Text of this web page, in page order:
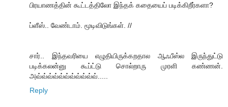
பிரயாணத்தின் கூட்டத்திலோ இந்தக் கதையைப் படிக்கிறீர்களா?
ப்ளீஸ்.. வேண்டாம். மூடிவிடுங்கள். //
சார்.. இந்தவரியை எழுதியிருக்கறதால ஆஃபீஸ்ல இருந்துட்டு
படிக்கலன்னு கூப்ட்டு சொல்றாரு முரளி கண்ணன்.
அவ்வ்வ்வ்வ்வ்வ்வ்வ்வ்வ்.....
Reply